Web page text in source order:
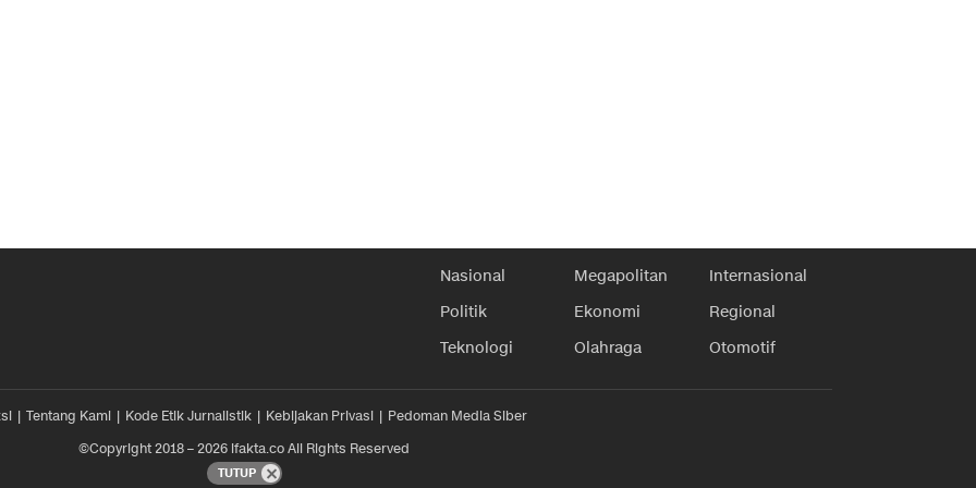
Nasional Megapolitan
Internasional
Politik
Ekonomi
Regional
Teknologi
Olahraga Otomotif
Tentang Kami Kode Etik Jurnalistik Kebijakan Privasi
Pedoman Media Siber
©Copyright 2018 – 2026 ifakta.co All Rights Reserved
TUTUP